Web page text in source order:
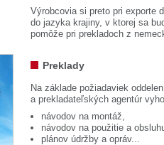
Výrobcovia si preto pri exporte
do jazyka krajiny, v ktorej sa
pomôže pri prekladoch z
Preklady
Na základe požiadaviek
a prekladateľských agentúr
návodov na montáž,
návodov na použitie a
plánov údržby a opráv...